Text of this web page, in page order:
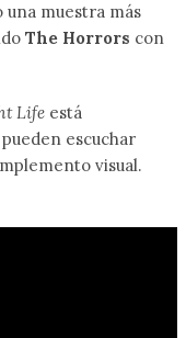
una muestra más
The Horrors con
Life está
escuchar
visual.